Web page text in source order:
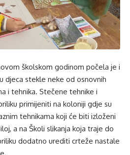
školskom godinom počela je i
djeca stekle neke od osnovnih
i tehnika. Stečene tehnike i
primijeniti na koloniji gdje su
tehnikama koji će biti izloženi
a na Školi slikanja koja traje do
dodatno urediti crteže nastale